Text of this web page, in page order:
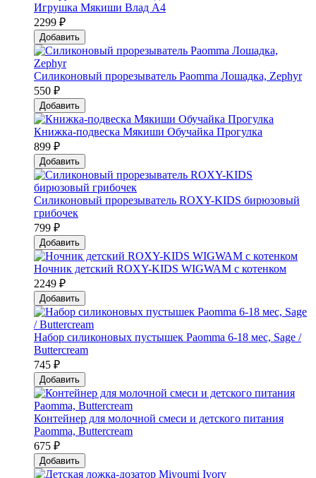
Игрушка Мякиши Влад А4
2299 ₽
Добавить
Силиконовый прорезыватель Paomma Лошадка, Zephyr
550 ₽
Добавить
Книжка-подвеска Мякиши Обучайка Прогулка
899 ₽
Добавить
Силиконовый прорезыватель ROXY-KIDS бирюзовый
грибочек
799 ₽
Добавить
Ночник детский ROXY-KIDS WIGWAM с котенком
2249 ₽
Добавить
Набор силиконовых пустышек Paomma 6-18 мес, Sage /
Buttercream
745 ₽
Добавить
Контейнер для молочной смеси и детского питания
Paomma, Buttercream
675 ₽
Добавить